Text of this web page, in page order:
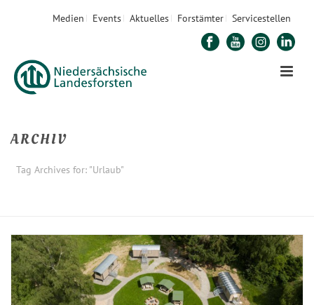
Medien Events Aktuelles Forstämter Servicestellen
ARCHIV
Tag Archives for: "Urlaub"